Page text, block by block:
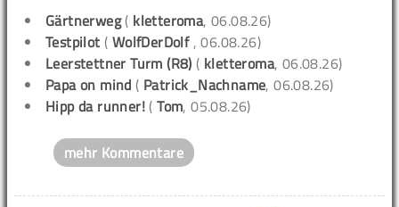
Gärtnerweg( kletteroma, 06.08.26)
Testpilot ( WolfDerDolf , 06.08.26)
Leerstettner Turm (R8) ( kletteroma, 06.08.26)
Papa on mind ( Patrick_Nachname, 06.08.26)
Hipp da runner! (Tom, 05.08.26)
mehr Kommentare